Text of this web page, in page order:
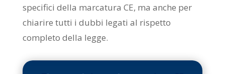
specifici della marcatura CE, ma anche per
chiarire tutti i dubbi legati al rispetto
completo della legge.